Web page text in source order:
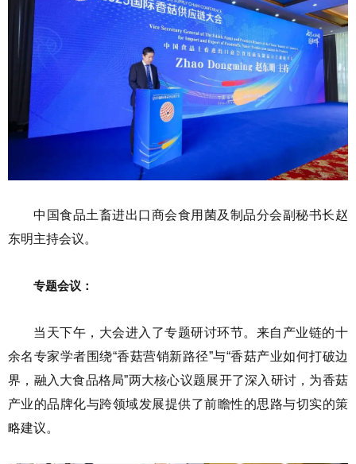
中国食品土畜进出口商会食用菌及制品分会副秘书长赵
东明主持会议。
专题会议：
当天下午，大会进入了专题研讨环节。来自产业链的十
余名专家学者围绕“香菇营销新路径”与“香菇产业如何打破边
界，融入大食品格局”两大核心议题展开了深入研讨，为香菇
产业的品牌化与跨领域发展提供了前瞻性的思路与切实的策
略建议。